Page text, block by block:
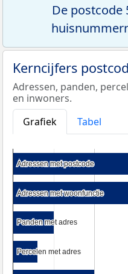
De postcode
Kerncijfers
Adressen, panden,
en inwoners.
Grafiek
Tabel
Adressen met postcode
Adressen met postcode
Adressen met woonfunctie
Adressen met woonfunctie
Panden met adres
Panden met adres
Percelen met adres
Percelen met adres